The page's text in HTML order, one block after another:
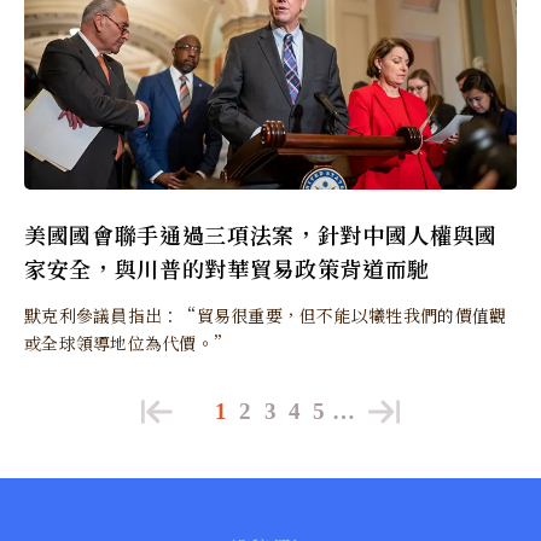
美國國會聯手通過三項法案，針對中國人權與國
家安全，與川普的對華貿易政策背道而馳
默克利參議員指出：“貿易很重要，但不能以犧牲我們的價值觀
或全球領導地位為代價。”
1 2 3 4 5 …